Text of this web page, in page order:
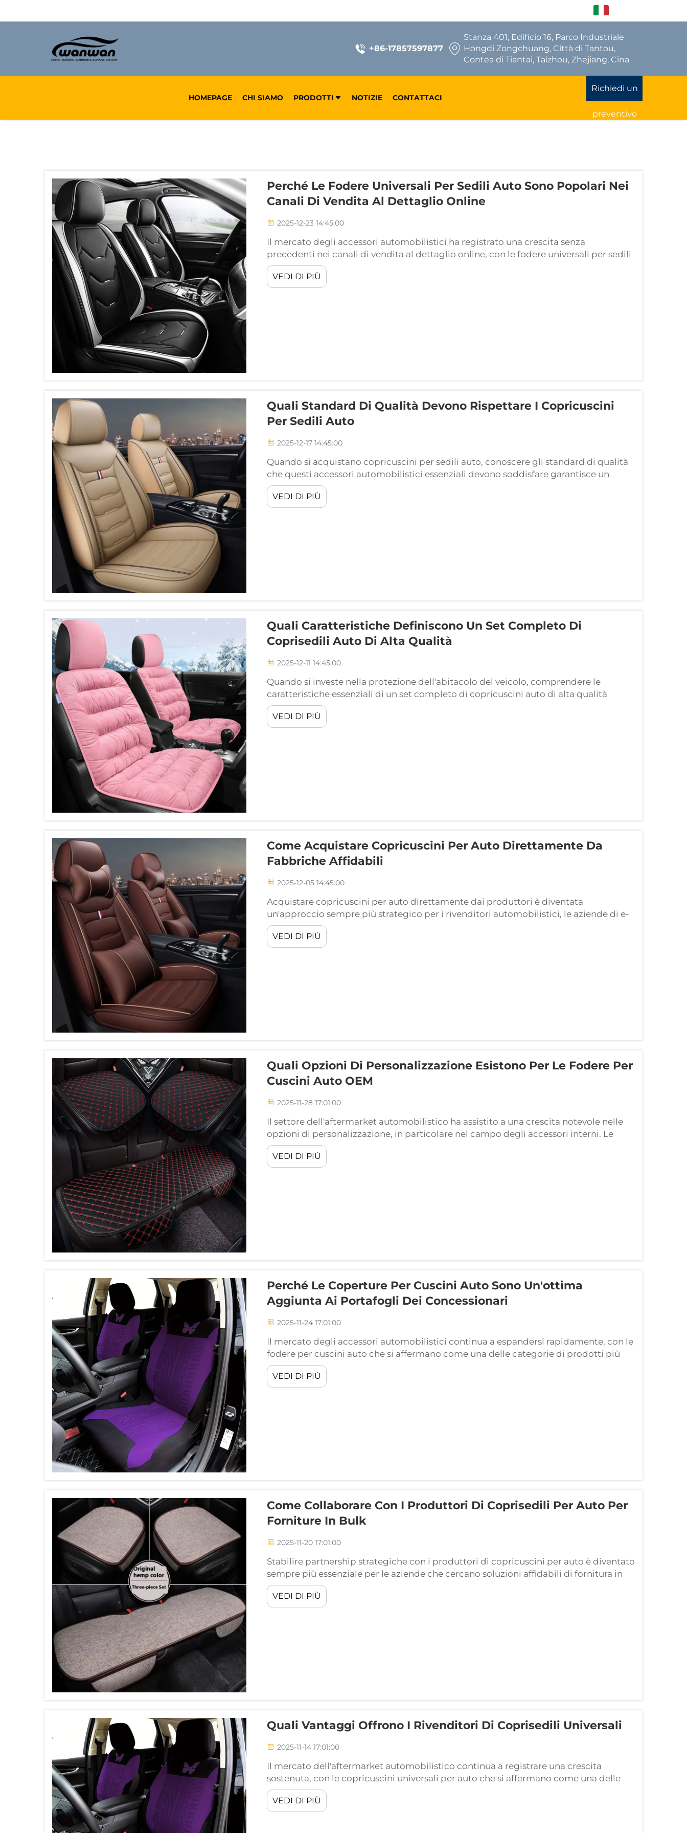
+86-17857597877
Stanza 401, Edificio 16, Parco Industriale
Hongdi Zongchuang, Città di Tantou,
Contea di Tiantai, Taizhou, Zhejiang, Cina
HOMEPAGE CHI SIAMO PRODOTTI NOTIZIE CONTATTACI
Richiedi un
preventivo
Perché Le Fodere Universali Per Sedili Auto Sono Popolari Nei
Canali Di Vendita Al Dettaglio Online
2025-12-23 14:45:00
Il mercato degli accessori automobilistici ha registrato una crescita senza
precedenti nei canali di vendita al dettaglio online, con le fodere universali per sedili
auto che si affermano come uno dei prodotti più ricercati tra i proprietari di veicoli.
Queste soluzioni protettive versatili hanno catturato...
VEDI DI PIÙ
Quali Standard Di Qualità Devono Rispettare I Copricuscini
Per Sedili Auto
2025-12-17 14:45:00
Quando si acquistano copricuscini per sedili auto, conoscere gli standard di qualità
che questi accessori automobilistici essenziali devono soddisfare garantisce un
acquisto consapevole che offra un valore duraturo. I copricuscini di qualità fungono
da barriera protettiva contro l'usura...
VEDI DI PIÙ
Quali Caratteristiche Definiscono Un Set Completo Di
Coprisedili Auto Di Alta Qualità
2025-12-11 14:45:00
Quando si investe nella protezione dell'abitacolo del veicolo, comprendere le
caratteristiche essenziali di un set completo di copricuscini auto di alta qualità
diventa fondamentale per prendere una decisione informata. Questi accessori
protettivi svolgono sia funzioni di protezione sia...
VEDI DI PIÙ
Come Acquistare Copricuscini Per Auto Direttamente Da
Fabbriche Affidabili
2025-12-05 14:45:00
Acquistare copricuscini per auto direttamente dai produttori è diventata
un'approccio sempre più strategico per i rivenditori automobilistici, le aziende di e-
commerce e i distributori che cercano vantaggi competitivi nel mercato attuale.
Stabilire relazioni dirette...
VEDI DI PIÙ
Quali Opzioni Di Personalizzazione Esistono Per Le Fodere Per
Cuscini Auto OEM
2025-11-28 17:01:00
Il settore dell'aftermarket automobilistico ha assistito a una crescita notevole nelle
opzioni di personalizzazione, in particolare nel campo degli accessori interni. Le
fodere per cuscini auto OEM rappresentano uno degli aggiornamenti più ricercati
dai proprietari di veicoli che desiderano migliorare...
VEDI DI PIÙ
Perché Le Coperture Per Cuscini Auto Sono Un'ottima
Aggiunta Ai Portafogli Dei Concessionari
2025-11-24 17:01:00
Il mercato degli accessori automobilistici continua a espandersi rapidamente, con le
fodere per cuscini auto che si affermano come una delle categorie di prodotti più
redditizie e ricercate dai concessionari in tutto il mondo. Questi versatili
miglioramenti automobilistici offrono un valore eccezionale...
VEDI DI PIÙ
Come Collaborare Con I Produttori Di Coprisedili Per Auto Per
Forniture In Bulk
2025-11-20 17:01:00
Stabilire partnership strategiche con i produttori di copricuscini per auto è diventato
sempre più essenziale per le aziende che cercano soluzioni affidabili di fornitura in
grande quantità nel competitivo mercato attuale degli accessori automotive. Il
mercato globale dei copricuscini per sedili auto...
VEDI DI PIÙ
Quali Vantaggi Offrono I Rivenditori Di Coprisedili Universali
2025-11-14 17:01:00
Il mercato dell'aftermarket automobilistico continua a registrare una crescita
sostenuta, con le copricuscini universali per auto che si affermano come una delle
categorie di prodotti più redditizie per i distributori. Questi accessori versatili
attraggono una vasta base di clienti offrendo allo stesso tempo...
VEDI DI PIÙ